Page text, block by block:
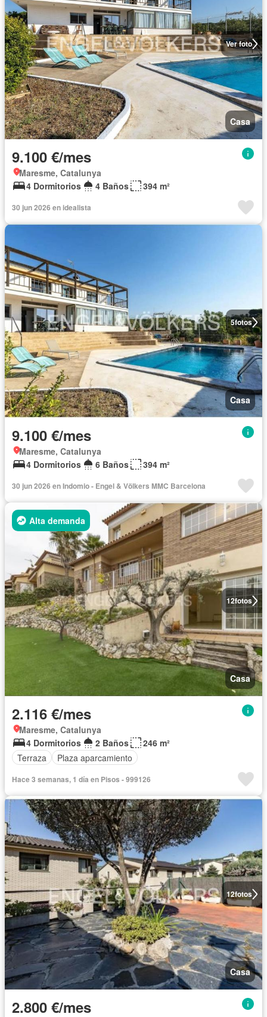
Ver foto
Casa
9.100 €/mes
Maresme, Catalunya
4 Dormitorios
4 Baños 394 m²
30 jun 2026 en idealista
5fotos
Casa
9.100 €/mes
Maresme, Catalunya
4 Dormitorios
6 Baños 394 m²
30 jun 2026 en Indomio - Engel & Völkers MMC Barcelona
12fotos
Alta demanda
Casa
2.116 €/mes
Maresme, Catalunya
4 Dormitorios
2 Baños
246 m²
Terraza
Plaza aparcamiento
Hace 3 semanas, 1 día en Pisos - 999126
12fotos
Casa
2.800 €/mes